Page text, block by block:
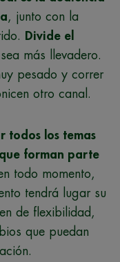
, junto con la
Divide el
más llevadero.
pesado y correr
otro canal.
todos los temas
forman parte
todo momento,
tendrá lugar su
de flexibilidad,
que puedan